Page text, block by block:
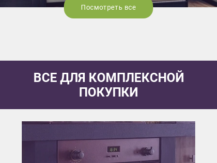
Посмотреть все
ВСЕ ДЛЯ КОМПЛЕКСНОЙ
ПОКУПКИ